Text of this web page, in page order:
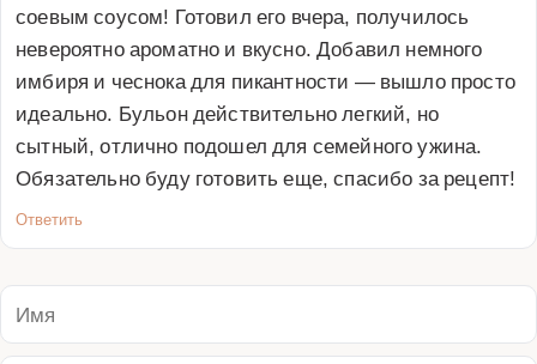
соевым соусом! Готовил его вчера, получилось
невероятно ароматно и вкусно. Добавил немного
имбиря и чеснока для пикантности — вышло просто
идеально. Бульон действительно легкий, но
сытный, отлично подошел для семейного ужина.
Обязательно буду готовить еще, спасибо за рецепт!
Ответить